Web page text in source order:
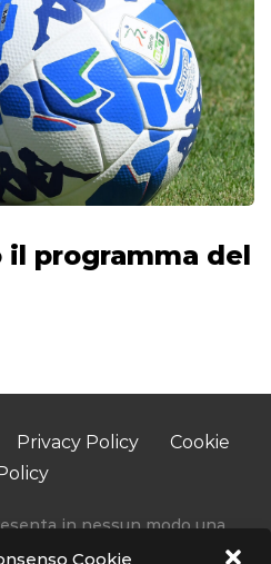
Cookie
il programma del
Privacy Policy
Cookie
Policy
in nessun modo una
viene aggiornato senza